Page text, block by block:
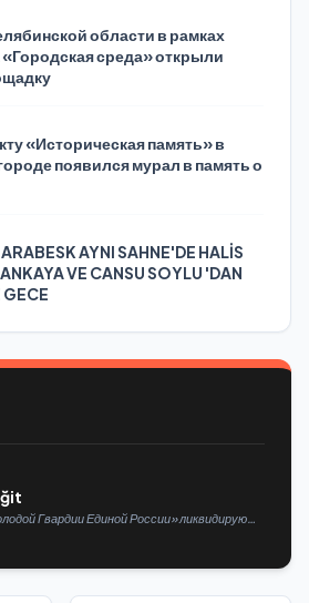
области в рамках
«Городская среда» открыли
«Историческая память» в
появился мурал в память о
AYNI SAHNE'DE HALİS
VE CANSU SOYLU 'DAN
Гвардии Единой России» ликвидируют